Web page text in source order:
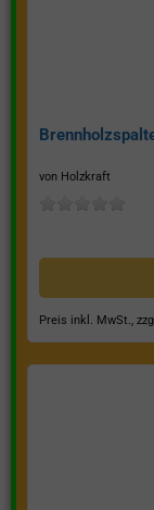
von Holzkraft
Preis inkl. MwSt.,